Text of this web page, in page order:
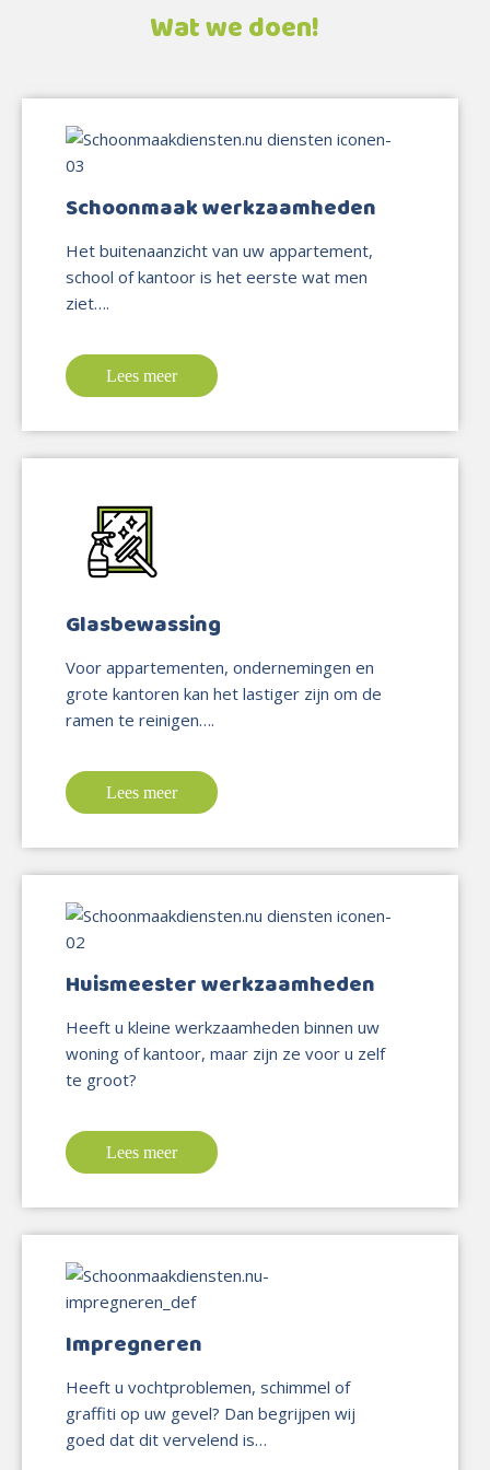
Wat we doen!
Schoonmaak werkzaamheden
Het buitenaanzicht van uw appartement,
school of kantoor is het eerste wat men
ziet….
Lees meer
Glasbewassing
Voor appartementen, ondernemingen en
grote kantoren kan het lastiger zijn om de
ramen te reinigen….
Lees meer
Huismeester werkzaamheden
Heeft u kleine werkzaamheden binnen uw
woning of kantoor, maar zijn ze voor u zelf
te groot?
Lees meer
Impregneren
Heeft u vochtproblemen, schimmel of
graffiti op uw gevel? Dan begrijpen wij
goed dat dit vervelend is…